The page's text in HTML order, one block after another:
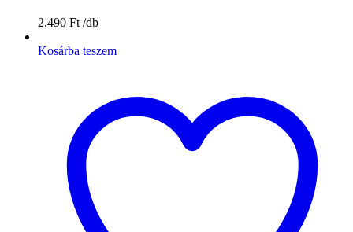
2.490 Ft
Kosárba teszem